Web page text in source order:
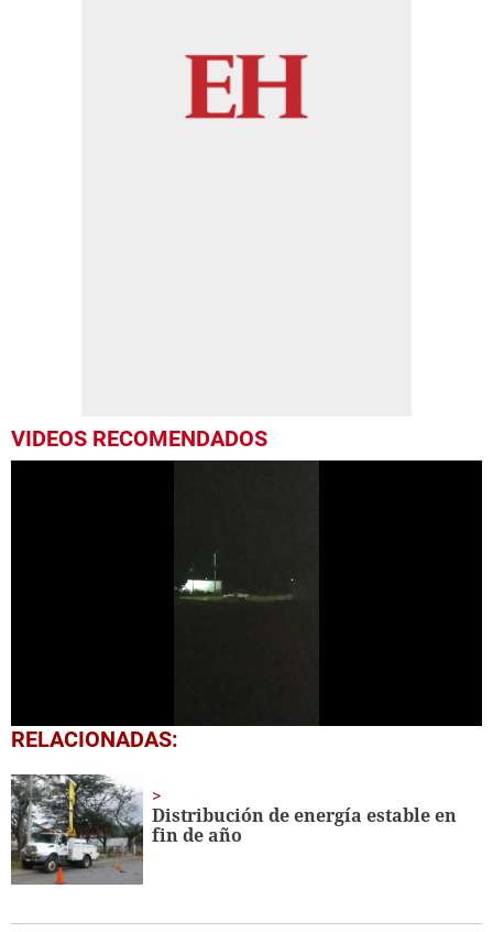
VIDEOS RECOMENDADOS
0
seconds
56
seconds
RELACIONADAS:
Distribución de energía estable en
fin de año